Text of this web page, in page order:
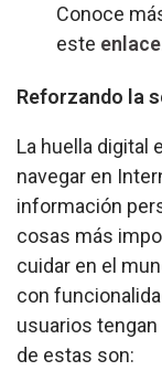
Conoce
este enlace
Reforzando la
La huella digital
navegar en
información
cosas más
cuidar en el
con
usuarios
de estas son: